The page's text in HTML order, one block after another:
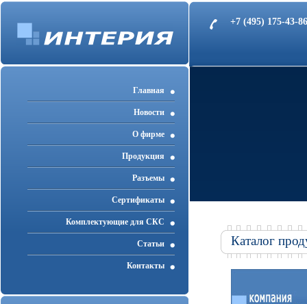
+7 (495) 175-43-
Главная
Новости
О фирме
Продукция
Разъемы
Cертификаты
Комплектующие для СКС
Статьи
Контакты
Каталог